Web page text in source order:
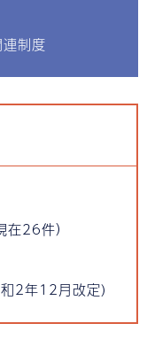
制度
26件）
和2年12月改定)